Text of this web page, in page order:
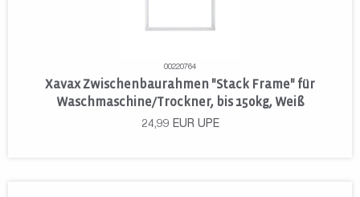
00220764
Xavax Zwischenbaurahmen "Stack Frame" für
Waschmaschine/Trockner, bis 150kg, Weiß
24,99 EUR UPE